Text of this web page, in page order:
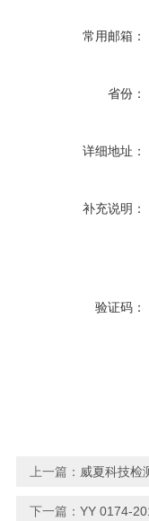
常用邮箱：
省份：
详细地址：
补充说明：
验证码：
上一篇： 威夏科技检
下一篇： YY 0174-